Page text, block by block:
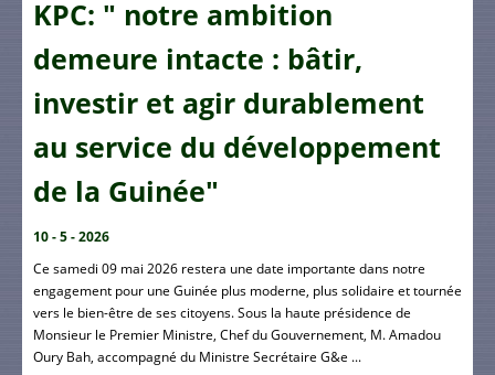
KPC: " notre ambition
demeure intacte : bâtir,
investir et agir durablement
au service du développement
de la Guinée"
10 - 5 - 2026
Ce samedi 09 mai 2026 restera une date importante dans notre
engagement pour une Guinée plus moderne, plus solidaire et tournée
vers le bien-être de ses citoyens. Sous la haute présidence de
Monsieur le Premier Ministre, Chef du Gouvernement, M. Amadou
Oury Bah, accompagné du Ministre Secrétaire G&e ...